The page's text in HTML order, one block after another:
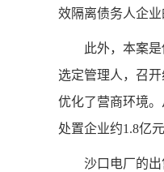
效隔离债务人企
此外，本案
选定管理人，召
优化了营商环境
处置企业约1.8亿
沙口电厂的